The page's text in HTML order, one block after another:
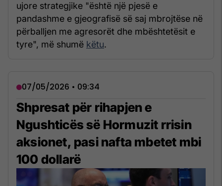
ujore strategjike "është një pjesë e
pandashme e gjeografisë së saj mbrojtëse në
përballjen me agresorët dhe mbështetësit e
tyre", më shumë këtu.
07/05/2026 • 09:34
Shpresat për rihapjen e
Ngushticës së Hormuzit rrisin
aksionet, pasi nafta mbetet mbi
100 dollarë